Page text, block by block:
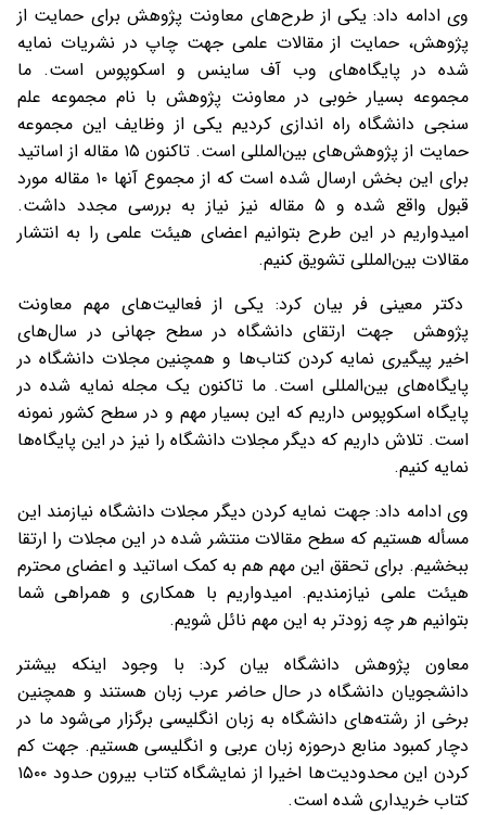
وی ادامه داد: یکی از طرح‌های معاونت پژوهش برای حمایت از
پژوهش‌، حمایت از مقالات علمی جهت چاپ در نشریات نمایه
شده در پایگاه‌های وب آف ساینس و اسکوپوس است. ما
مجموعه بسیار خوبی در معاونت پژوهش با نام مجموعه علم
سنجی دانشگاه راه‌ اندازی کردیم یکی از وظایف این مجموعه
حمایت از پژوهش‌های بین‌المللی است. تاکنون ۱۵ مقاله از اساتید
برای این بخش ارسال شده است که از مجموع آنها ۱۰ مقاله مورد
قبول واقع شده و ۵ مقاله نیز نیاز به بررسی مجدد داشت.
امیدواریم در این طرح بتوانیم اعضای هیئت علمی را به انتشار
مقالات بین‌المللی تشویق کنیم.
دکتر معینی فر بیان کرد: یکی از فعالیت‌‌های مهم معاونت
پژوهش جهت ارتقای دانشگاه در سطح جهانی در سال‌های
اخیر پیگیری نمایه کردن کتاب‌ها و همچنین مجلات دانشگاه در
پایگاه‌های بین‌المللی است. ما تاکنون یک مجله نمایه شده در
پایگاه اسکوپوس داریم که این بسیار مهم و در سطح کشور نمونه
است. تلاش داریم که دیگر مجلات دانشگاه را نیز در این پایگا‌ه‌ها
نمایه کنیم.
وی ادامه داد: جهت نمایه کردن دیگر مجلات دانشگاه نیازمند این
مسأله هستیم که سطح مقالات منتشر شده در این مجلات را ارتقا
ببخشیم. برای تحقق این مهم هم به کمک اساتید و اعضای محترم
هیئت علمی نیازمندیم. امیدواریم با همکاری و همراهی شما
بتوانیم هر چه زودتر به این مهم نائل شویم.
معاون پژوهش دانشگاه بیان کرد: با وجود اینکه بیشتر
دانشجویان دانشگاه در حال حاضر عرب زبان هستند و همچنین
برخی از رشته‌های دانشگاه به زبان انگلیسی برگزار می‌شود ما در
دچار کمبود منابع درحوزه زبان عربی و انگلیسی هستیم. جهت کم
کردن این محدودیت‌ها اخیرا از نمایشگاه کتاب بیرون حدود ۱۵۰۰
کتاب خریداری شده است.